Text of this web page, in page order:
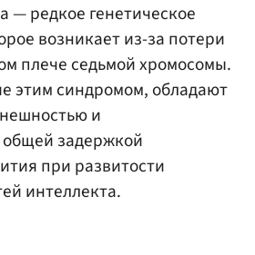
— редкое генетическое
возникает из-за потери
плече седьмой хромосомы.
этим синдромом, обладают
и
задержкой
при развитости
интеллекта.